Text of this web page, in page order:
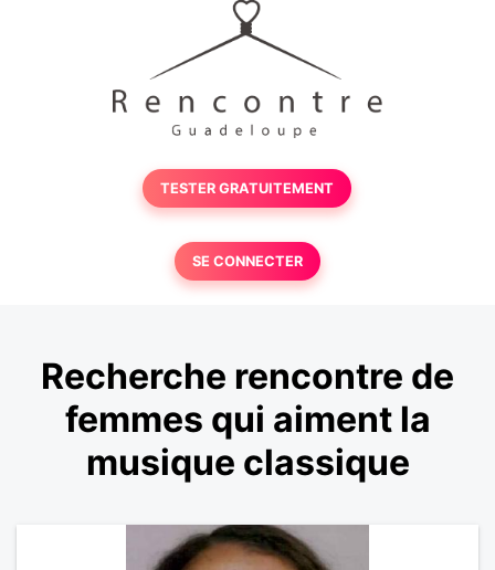
TESTER GRATUITEMENT
SE CONNECTER
Recherche rencontre de
femmes qui aiment la
musique classique